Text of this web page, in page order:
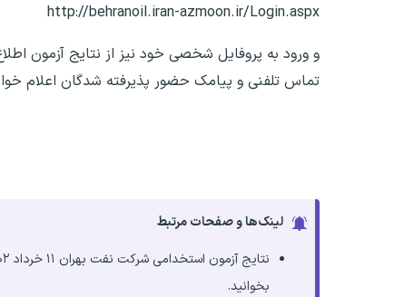
http://behranoil.iran-azmoon.ir/Login.aspx
و ورود به پروفایل شخصی خود نیز از نتایج آزمون
تماس تلفنی و پیامک حضور پذیرفته شدگان اعلام
لینک‌ها و صفحات مرتبط
بخوانید.